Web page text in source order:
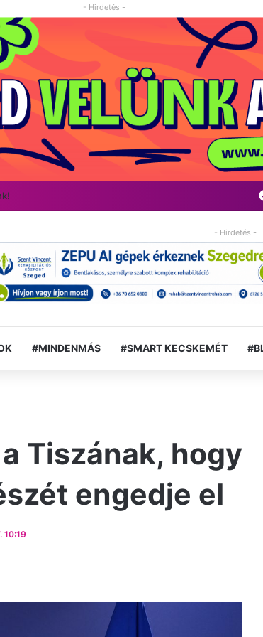
- Hirdetés -
- Hirdetés -
#MINDENMÁS #SMART KECSKEMÉT
Tiszának, hogy
engedje el
10:19